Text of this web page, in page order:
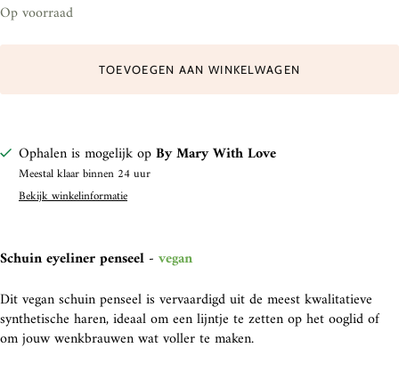
Op voorraad
TOEVOEGEN AAN WINKELWAGEN
Ophalen is mogelijk opBy Mary With Love
Meestal klaar binnen 24 uur
Bekijk winkelinformatie
Schuin eyeliner penseel - vegan
Dit vegan schuin penseel is vervaardigd uit de meest kwalitatieve
synthetische haren, ideaal om een lijntje te zetten op het ooglid of
om jouw wenkbrauwen wat voller te maken.